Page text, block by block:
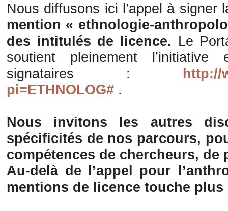
Nous diffusons ici l’appel à signer
mention « ethnologie-
des intitulés de licence. Le
soutient pleinement
signataires : http://
pi=ETHNOLOG# .
Nous invitons les autres
spécificités de nos parcours,
compétences de chercheurs, de
Au-delà de l’appel pour
mentions de licence touche